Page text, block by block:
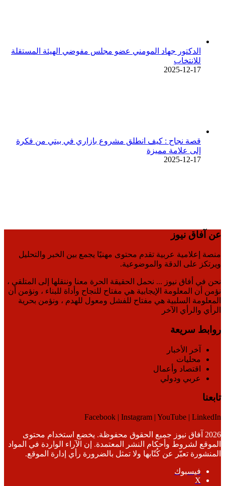
الدكتور جهاد المومني عضو مجلس مفوضي الهيئة المستقلة
للانتخاب
2025-12-17
قصة نجاح : كيف انطلق مشروع بازاري في بيتي من فكرة
إلى علامة مميزة
2025-12-17
عن آفاق نيوز
منصة إعلامية عربية تقدم محتوى مهنيًا يجمع بين الخبر والتحليل
ويرتكز على الدقة والموضوعية.
نحن في أفاق نيوز ... نحمل الحقيقة الحرة معنا وننقلها إلى المتلقي ،
نؤمن أن المعلومة الإيجابية هي مفتاح للنجاح وأداة للبناء ، ونؤمن أن
المعلومة السلبية هي مفتاح للفشل ومعول للهدم ، ونؤمن بحرية
الرأي والرأي الآخر
روابط سريعة
آخر الأخبار
محليات
اقتصاد وأعمال
عربي ودولي
تابعنا
Facebook | Instagram | YouTube | LinkedIn
2026 آفاق نيوز جميع الحقوق محفوظة. يخضع استخدام محتوى
الموقع لشروط وأحكام النشر المعتمدة. إن الآراء الواردة في المواد
المنشورة تعبّر عن كُتّابها ولا تمثل بالضرورة رأي إدارة الموقع.
فيسبوك
‫X